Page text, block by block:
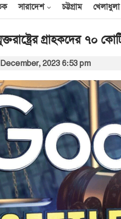
সারাদেশ চট্টগ্রাম খেলাধুলা
গ্রাহকদের ৭০
2023 6:53 pm
আন্তর্জাতিক
এক দিনে ৪০ হিজবুল্লাহ
যোদ্ধাকে হত্যার দাবি
ইসরায়েলের
আর্কাইভ থেকে
অন্তর্বর্তী সরকারের সময়ের
অধ্যাদেশ সংসদে উপস্থাপন
করা হবে
আর্কাইভ থেকে
প্রধানমন্ত্রীর সঙ্গে সৌদি